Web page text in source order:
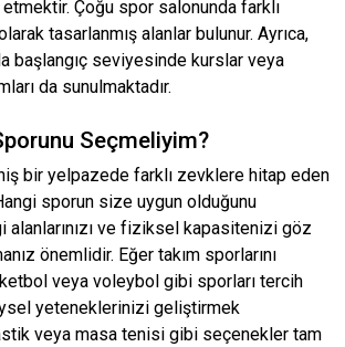
Çoğu spor salonunda farklı
tasarlanmış alanlar bulunur. Ayrıca,
başlangıç seviyesinde kurslar veya
da sunulmaktadır.
Seçmeliyim?
bir yelpazede farklı zevklere hitap eden
sporun size uygun olduğunu
alanlarınızı ve fiziksel kapasitenizi göz
önemlidir. Eğer takım sporlarını
veya voleybol gibi sporları tercih
yeteneklerinizi geliştirmek
veya masa tenisi gibi seçenekler tam